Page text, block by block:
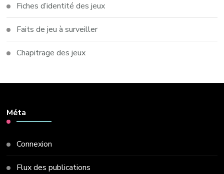
Fiches d’identité des jeux
Faits de jeu à surveiller
Chapitrage des jeux
Méta
Connexion
Flux des publications